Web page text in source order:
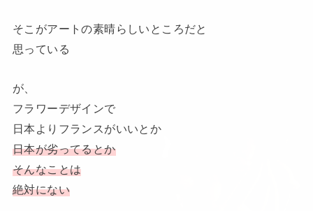
そこがアートの素晴らしいところだと
思っている
が、
フラワーデザインで
日本よりフランスがいいとか
日本が劣ってるとか
そんなことは
絶対にない